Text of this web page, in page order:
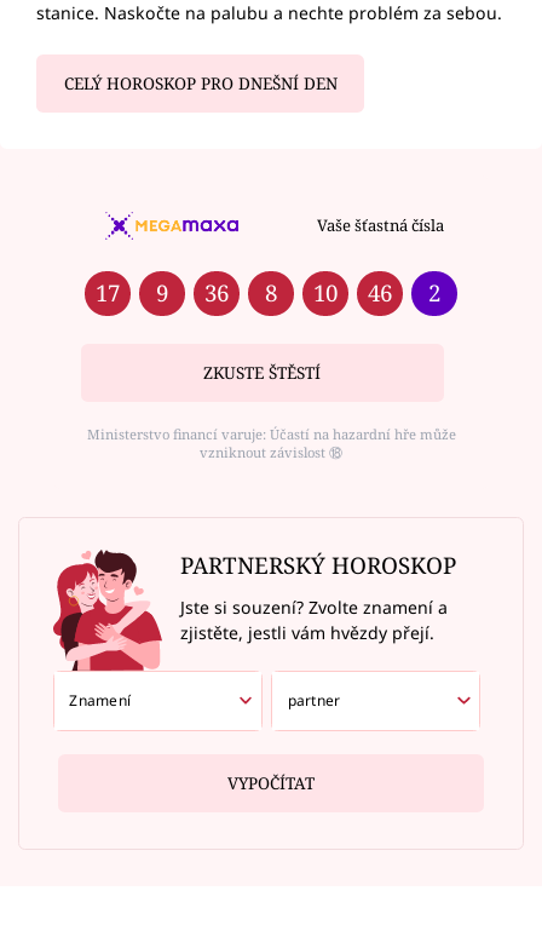
stanice. Naskočte na palubu a nechte problém za sebou.
CELÝ HOROSKOP PRO DNEŠNÍ DEN
Vaše šťastná čísla
17 9 36 8 10 46 2
ZKUSTE ŠTĚSTÍ
Ministerstvo financí varuje: Účastí na hazardní hře může
vzniknout závislost ⑱
PARTNERSKÝ HOROSKOP
Jste si souzení? Zvolte znamení a
zjistěte, jestli vám hvězdy přejí.
VYPOČÍTAT